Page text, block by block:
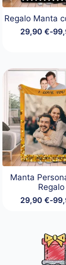
Regalo Manta
29,90 €-
hasta
Manta
Regalo
29,90 €-